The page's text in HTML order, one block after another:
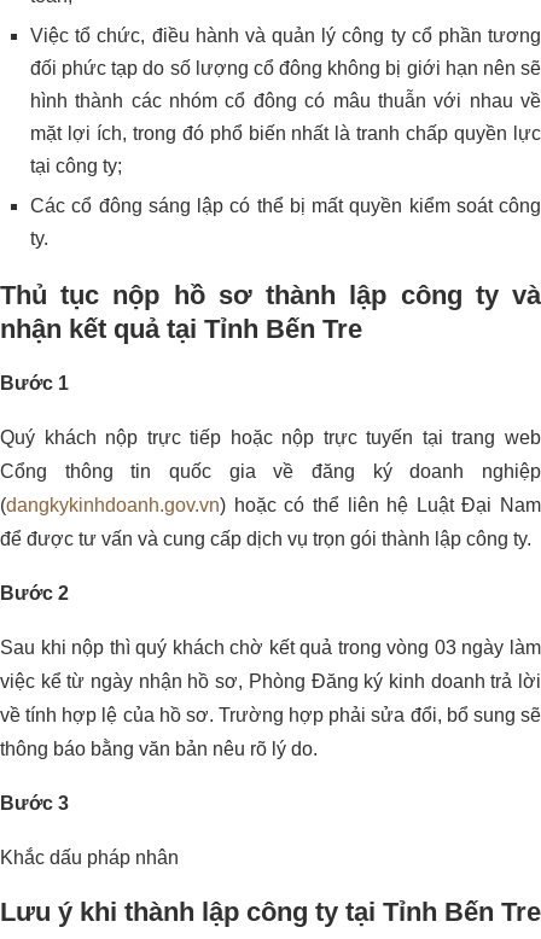
Việc tổ chức, điều hành và quản lý công ty cổ phần tương
đối phức tạp do số lượng cổ đông không bị giới hạn nên sẽ
hình thành các nhóm cổ đông có mâu thuẫn với nhau về
mặt lợi ích, trong đó phổ biến nhất là tranh chấp quyền lực
tại công ty;
Các cổ đông sáng lập có thể bị mất quyền kiểm soát công
ty.
Thủ tục nộp hồ sơ thành lập công ty và
nhận kết quả tại Tỉnh Bến Tre
Bước 1
Quý khách nộp trực tiếp hoặc nộp trực tuyến tại trang web
Cổng thông tin quốc gia về đăng ký doanh nghiệp
(dangkykinhdoanh.gov.vn) hoặc có thể liên hệ Luật Đại Nam
để được tư vấn và cung cấp dịch vụ trọn gói thành lập công ty.
Bước 2
Sau khi nộp thì quý khách chờ kết quả trong vòng 03 ngày làm
việc kể từ ngày nhận hồ sơ, Phòng Đăng ký kinh doanh trả lời
về tính hợp lệ của hồ sơ. Trường hợp phải sửa đổi, bổ sung sẽ
thông báo bằng văn bản nêu rõ lý do.
Bước 3
Khắc dấu pháp nhân
Lưu ý khi thành lập công ty tại Tỉnh Bến Tre